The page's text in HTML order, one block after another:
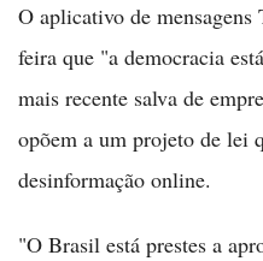
O aplicativo de
feira que "a democracia
mais recente salva de
opõem a um projeto de lei
desinformação online.
"O Brasil está prestes a